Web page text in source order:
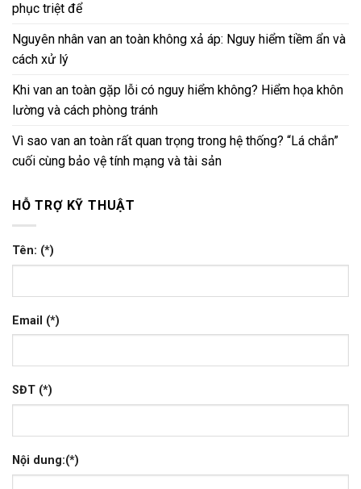
phục triệt để
Nguyên nhân van an toàn không xả áp: Nguy hiểm tiềm ẩn và
cách xử lý
Khi van an toàn gặp lỗi có nguy hiểm không? Hiểm họa khôn
lường và cách phòng tránh
Vì sao van an toàn rất quan trọng trong hệ thống? “Lá chắn”
cuối cùng bảo vệ tính mạng và tài sản
HỖ TRỢ KỸ THUẬT
Tên: (*)
Email (*)
SĐT (*)
Nội dung:(*)